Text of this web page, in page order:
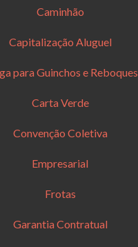
Caminhão
Capitalização Aluguel
para Guinchos e Reboques
Carta Verde
Convenção Coletiva
Empresarial
Frotas
Garantia Contratual